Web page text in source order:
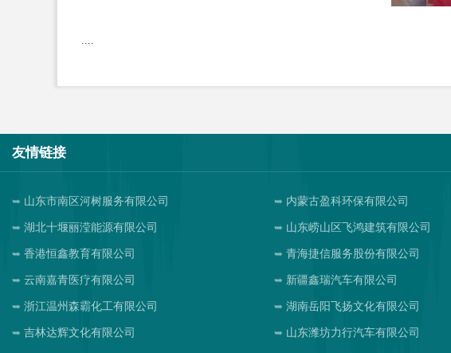
....
友情链接
山东市南区河树服务有限公司 内蒙古盈科环保有限公司
湖北十堰丽滢能源有限公司 山东崂山区飞鸿建筑有限公司
香港恒鑫教育有限公司 青海捷信服务股份有限公司
云南嘉青医疗有限公司 新疆鑫瑞汽车有限公司
浙江温州森霸化工有限公司 湖南岳阳飞扬文化有限公司
吉林达辉文化有限公司 山东潍坊力行汽车有限公司